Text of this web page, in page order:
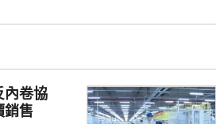
內卷協
售